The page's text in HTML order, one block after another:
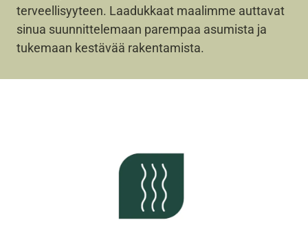
terveellisyyteen. Laadukkaat maalimme auttavat
sinua suunnittelemaan parempaa asumista ja
tukemaan kestävää rakentamista.